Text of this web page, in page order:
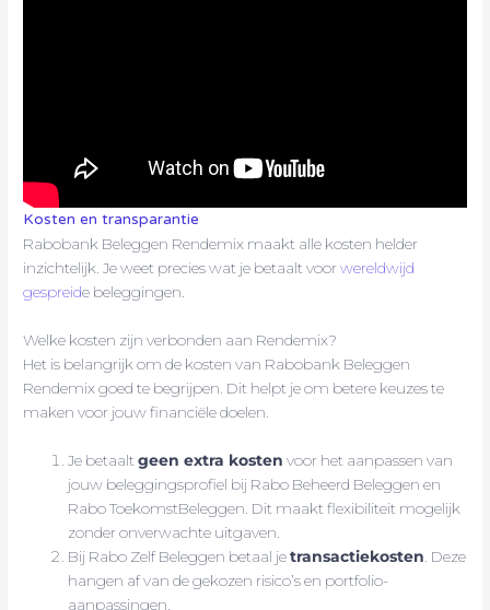
Kosten en transparantie
Rabobank Beleggen Rendemix maakt alle kosten helder
inzichtelijk. Je weet precies wat je betaalt voorwereldwijd
gespreide beleggingen.
Welke kosten zijn verbonden aan Rendemix?
Het is belangrijk om de kosten van Rabobank Beleggen
Rendemix goed te begrijpen. Dit helpt je om betere keuzes te
maken voor jouw financiële doelen.
Je betaaltgeen extra kosten voor het aanpassen van
jouw beleggingsprofiel bij Rabo Beheerd Beleggen en
Rabo ToekomstBeleggen. Dit maakt flexibiliteit mogelijk
zonder onverwachte uitgaven.
Bij Rabo Zelf Beleggen betaal jetransactiekosten. Deze
hangen af van de gekozen risico’s en portfolio-
aanpassingen.